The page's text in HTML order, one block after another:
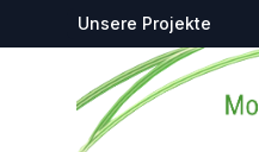
Zentralstellen-Projekte
Startseite